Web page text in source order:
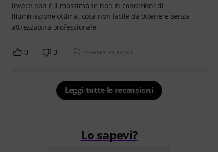
invece non è il massimo se non in condizioni di
illuminazione ottima, cosa non facile da ottenere senza
attrezzatura professionale.
0 0 SEGNALA UN ABUSO
Leggi tutte le recensioni
Lo sapevi?